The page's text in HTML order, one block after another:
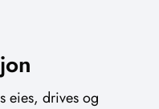
eies, drives og